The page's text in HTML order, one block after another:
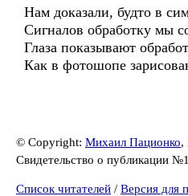
Нам доказали, будто в
Сигналов обработку мы
Глаза показывают
Как в фотошопе
© Copyright: Михаил Пационко,
Свидетельство о публикации
Список читателей / Версия для